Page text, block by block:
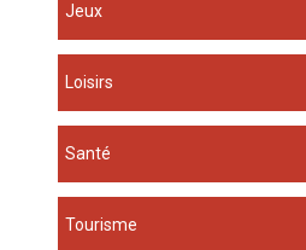
Jeux
Loisirs
Santé
Tourisme